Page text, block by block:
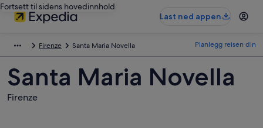
Fortsett til sidens hovedinnhold
Last ned appen
Firenze Santa Maria Novella Planlegg reisen din
Santa Maria Novella
Firenze